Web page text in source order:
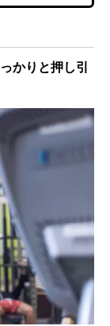
かりと押し引